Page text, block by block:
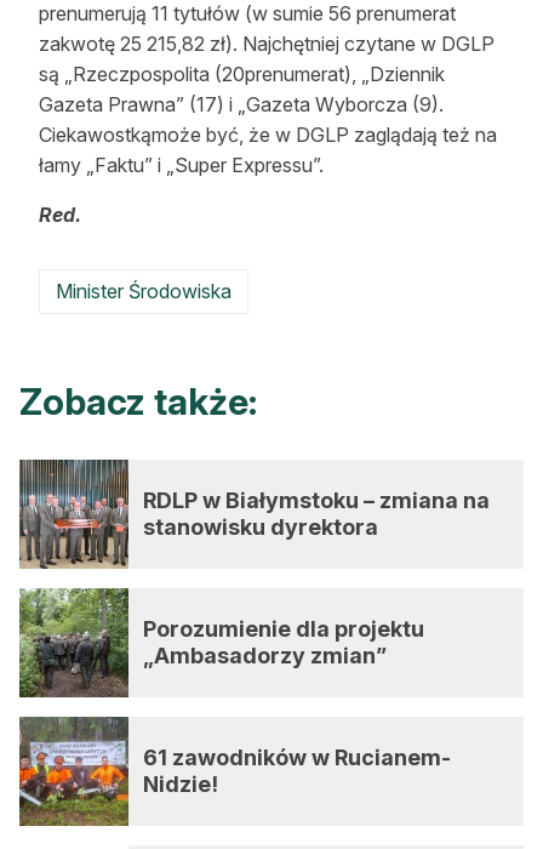
prenumerują 11 tytułów (w sumie 56 prenumerat
zakwotę 25 215,82 zł). Najchętniej czytane w DGLP
są „Rzeczpospolita (20prenumerat), „Dziennik
Gazeta Prawna” (17) i „Gazeta Wyborcza (9).
Ciekawostkąmoże być, że w DGLP zaglądają też na
łamy „Faktu” i „Super Expressu”.
Red.
Minister Środowiska
Zobacz także:
RDLP w Białymstoku – zmiana na
stanowisku dyrektora
Porozumienie dla projektu
„Ambasadorzy zmian”
61 zawodników w Rucianem-
Nidzie!